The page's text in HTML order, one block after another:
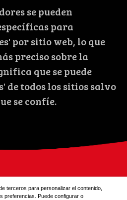
se pueden
para
por sitio web, lo que
preciso sobre la
que se puede
todos los sitios salvo
se confíe.
terceros para personalizar el contenido,
preferencias. Puede configurar o